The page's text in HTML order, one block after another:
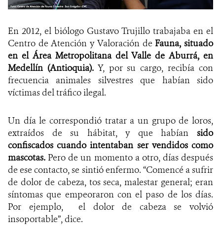
En 2012, el biólogo Gustavo Trujillo trabajaba en el
Centro de Atención y Valoración deFauna, situado
en el Área Metropolitana del Valle de Aburrá, en
Medellín (Antioquia).Y, por su cargo, recibía con
frecuencia animales silvestres que habían sido
víctimas del tráfico ilegal.
Un día le correspondió tratar a un grupo de loros,
extraídos de su hábitat, y que habían sido
confiscados cuando intentaban ser vendidos como
mascotas. Pero de un momento a otro, días después
de ese contacto, se sintió enfermo. “Comencé a sufrir
de dolor de cabeza, tos seca, malestar general; eran
síntomas que empeoraron con el paso de los días.
Por ejemplo, el dolor de cabeza se volvió
insoportable”, dice.